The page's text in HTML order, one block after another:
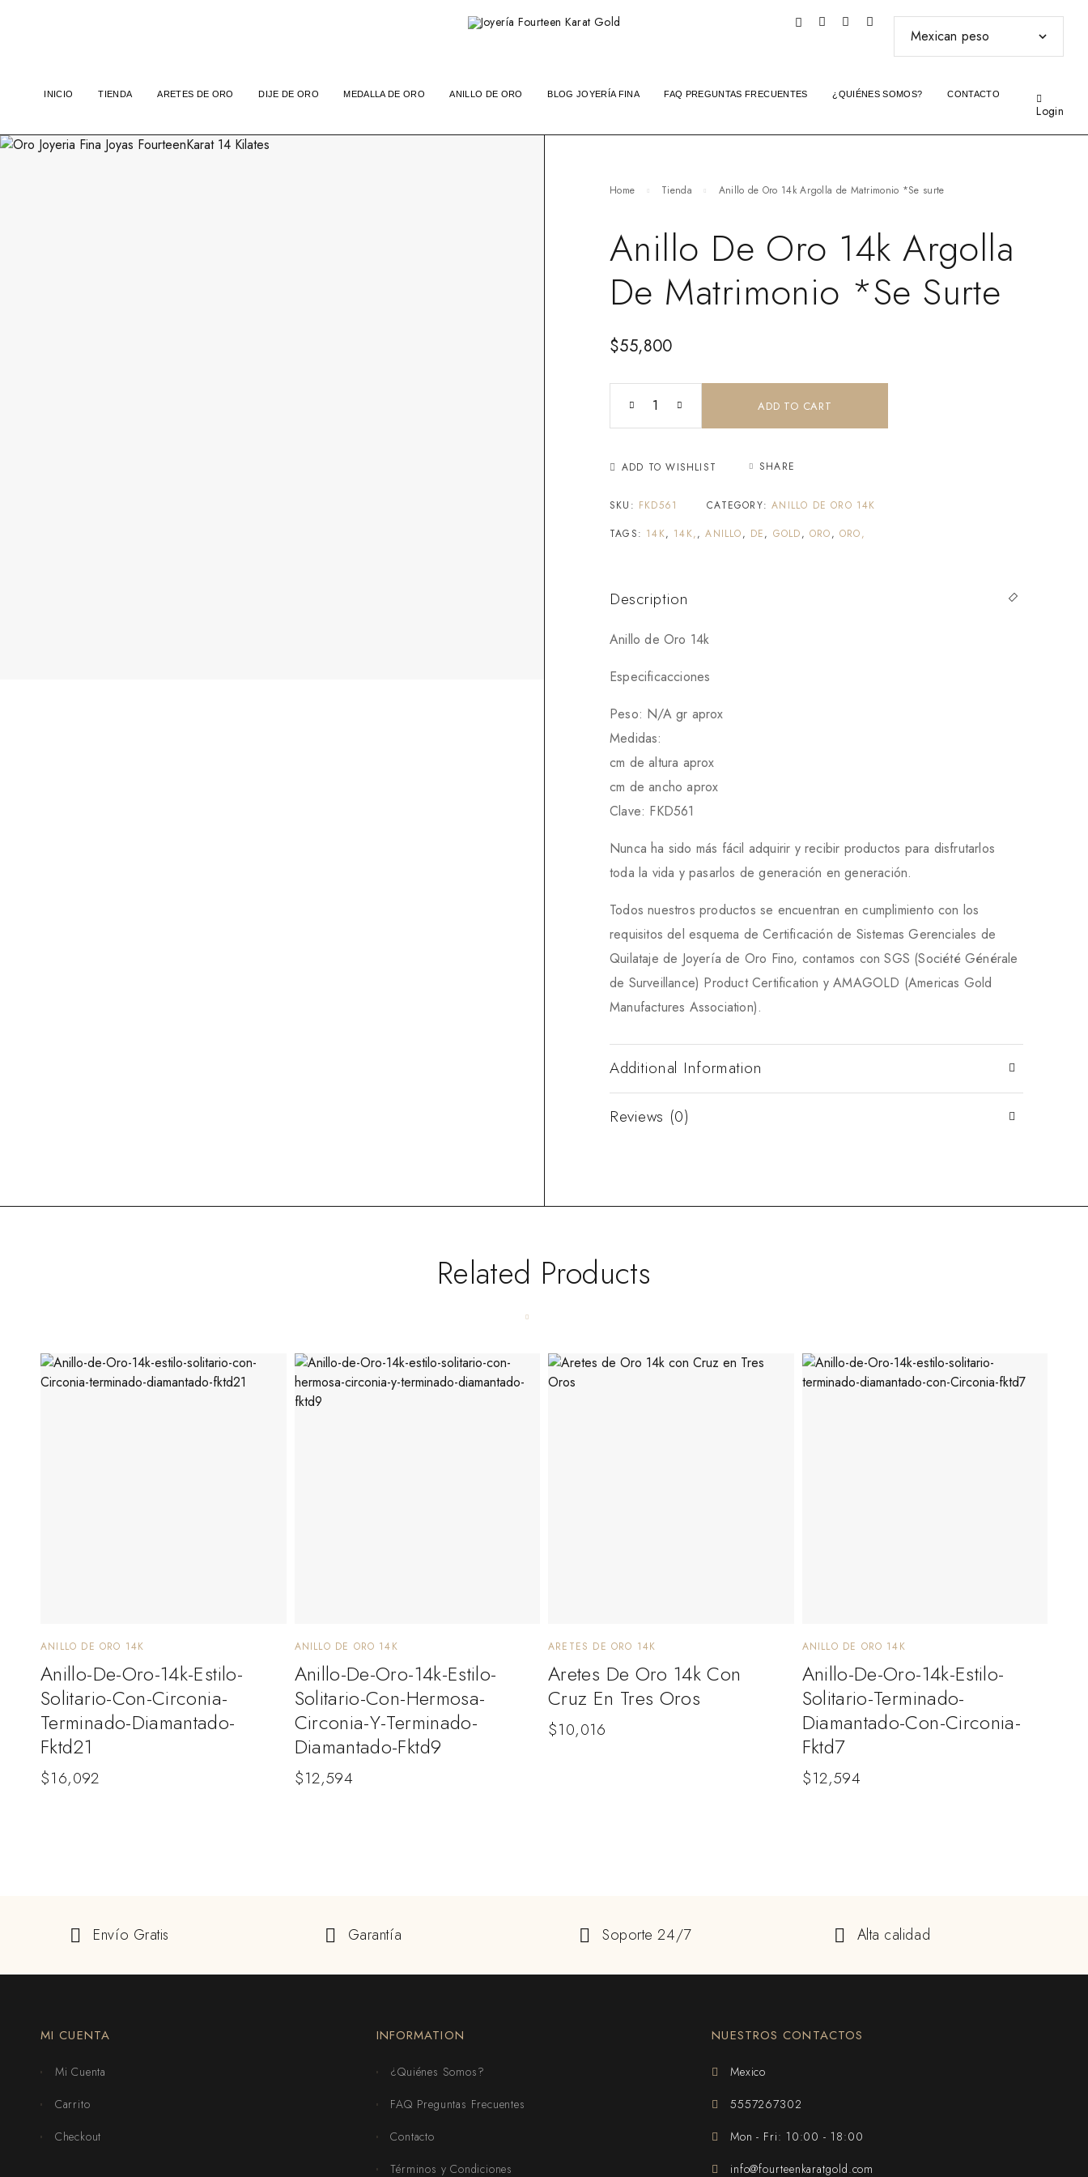
INICIO TIENDA ARETES DE ORO DIJE DE ORO MEDALLA DE ORO ANILLO DE ORO BLOG JOYERÍA FINA FAQ PREGUNTAS FRECUENTES ¿QUIÉNES SOMOS? CONTACTO
Login
Home Tienda Anillo de Oro 14k Argolla de Matrimonio *Se surte
Anillo De Oro 14k Argolla
De Matrimonio *Se Surte
$55,800
ADD TO CART
ADD TO WISHLIST SHARE
SKU: FKD561 CATEGORY:ANILLO DE ORO 14K
TAGS: 14K, 14K,,ANILLO, DE, GOLD,ORO,ORO,
Description
Anillo de Oro 14k
Especificacciones
Peso: N/A gr aprox
Medidas:
cm de altura aprox
cm de ancho aprox
Clave: FKD561
Nunca ha sido más fácil adquirir y recibir productos para disfrutarlos
toda la vida y pasarlos de generación en generación.
Todos nuestros productos se encuentran en cumplimiento con los
requisitos del esquema de Certificación de Sistemas Gerenciales de
Quilataje de Joyería de Oro Fino, contamos con SGS (Société Générale
de Surveillance) Product Certification y AMAGOLD (Americas Gold
Manufactures Association).
Additional Information
Reviews (0)
Related Products
ANILLO DE ORO 14K
Anillo-De-Oro-14k-Estilo-
Solitario-Con-Circonia-
Terminado-Diamantado-
Fktd21
$16,092
ANILLO DE ORO 14K
Anillo-De-Oro-14k-Estilo-
Solitario-Con-Hermosa-
Circonia-Y-Terminado-
Diamantado-Fktd9
$12,594
ARETES DE ORO 14K
Aretes De Oro 14k Con
Cruz En Tres Oros
$10,016
ANILLO DE ORO 14K
Anillo-De-Oro-14k-Estilo-
Solitario-Terminado-
Diamantado-Con-Circonia-
Fktd7
$12,594
Envío Gratis Garantía Soporte 24/7 Alta calidad
MI CUENTA
Mi Cuenta
Carrito
Checkout
INFORMATION
¿Quiénes Somos?
FAQ Preguntas Frecuentes
Contacto
Términos y Condiciones
NUESTROS CONTACTOS
Mexico
5557267302
Mon - Fri: 10:00 - 18:00
info@fourteenkaratgold.com